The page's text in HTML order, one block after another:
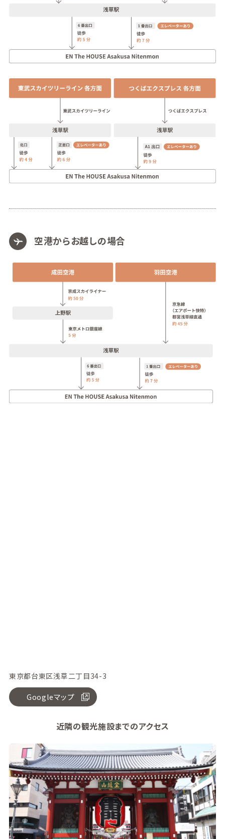
空港からお越しの場合
東京都台東区浅草二丁目34-3
Googleマップ
近隣の観光施設までのアクセス